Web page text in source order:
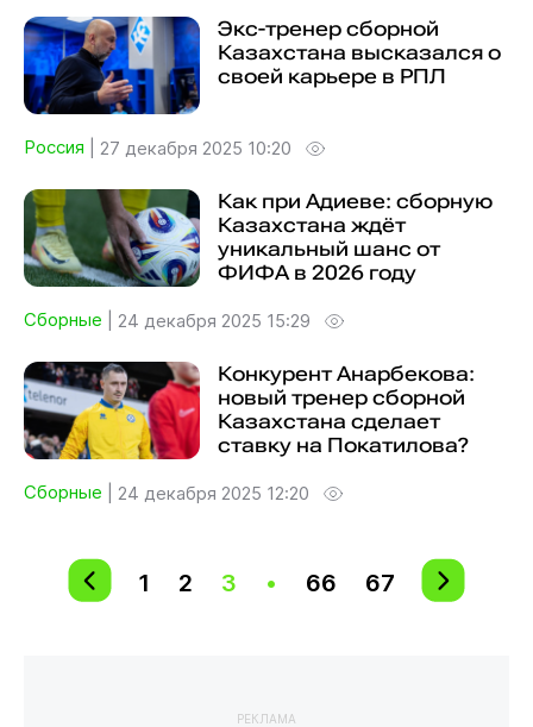
Экс-тренер сборной
Казахстана высказался о
своей карьере в РПЛ
Россия 27 декабря 2025 10:20
Как при Адиеве: сборную
Казахстана ждёт
уникальный шанс от
ФИФА в 2026 году
Сборные 24 декабря 2025 15:29
Конкурент Анарбекова:
новый тренер сборной
Казахстана сделает
ставку на Покатилова?
Сборные 24 декабря 2025 12:20
1 2 3 • 66 67
РЕКЛАМА